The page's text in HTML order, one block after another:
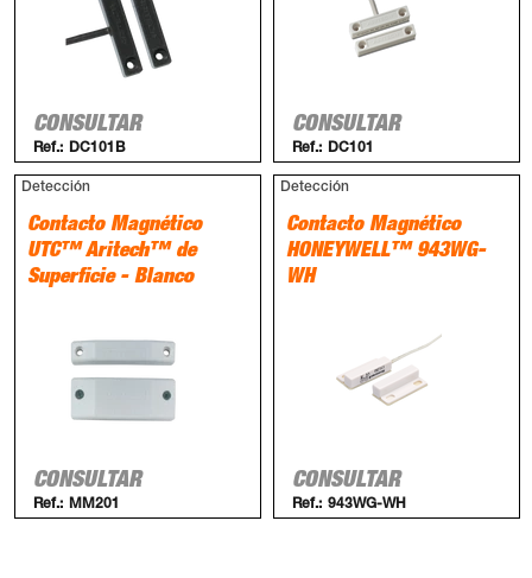
CONSULTAR
Ref.: DC101B
CONSULTAR
Ref.: DC101
Detección
Contacto Magnético
UTC™ Aritech™ de
Superficie - Blanco
CONSULTAR
Ref.: MM201
Detección
Contacto Magnético
HONEYWELL™ 943WG-
WH
CONSULTAR
Ref.: 943WG-WH